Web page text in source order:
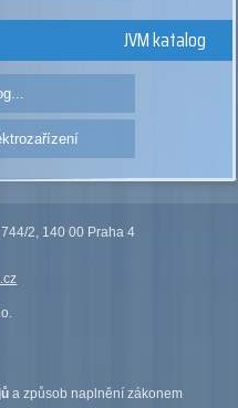
JVM katalog
2, 140 00 Praha 4
a způsob naplnění zákonem